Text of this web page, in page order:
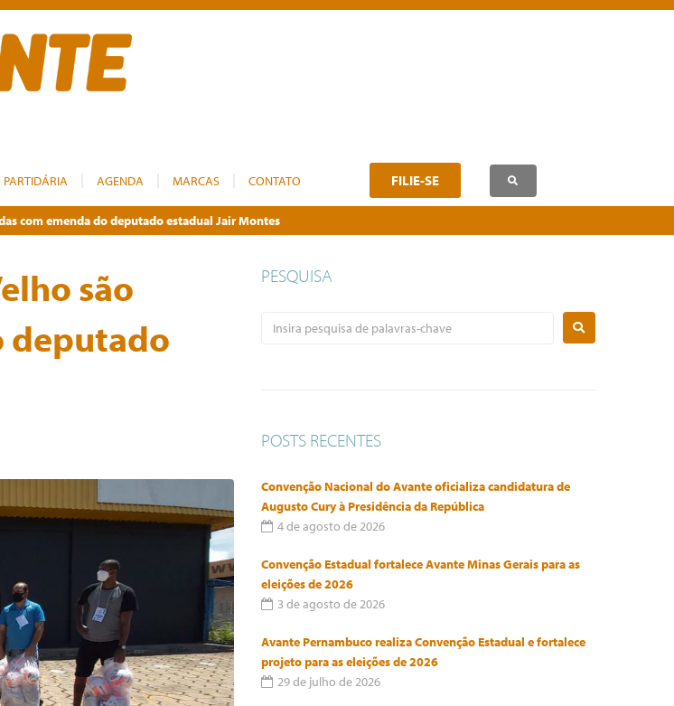
PARTIDÁRIA AGENDA MARCAS CONTATO FILIE-SE
com emenda do deputado estadual Jair Montes
são
deputado
PESQUISA
POSTS RECENTES
Convenção Nacional do Avante oficializa candidatura de
Augusto Cury à Presidência da República
4 de agosto de 2026
Convenção Estadual fortalece Avante Minas Gerais para as
eleições de 2026
3 de agosto de 2026
Avante Pernambuco realiza Convenção Estadual e fortalece
projeto para as eleições de 2026
29 de julho de 2026